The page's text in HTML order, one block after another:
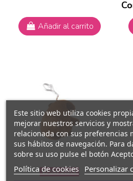
Añadir al carrito
Sin Stock
Este sitio web utiliza cookies
mejorar nuestros servicios y
relacionada con sus preferencias
sus hábitos de navegación. Para
sobre su uso pulse el botón
Política de cookies Personalizar